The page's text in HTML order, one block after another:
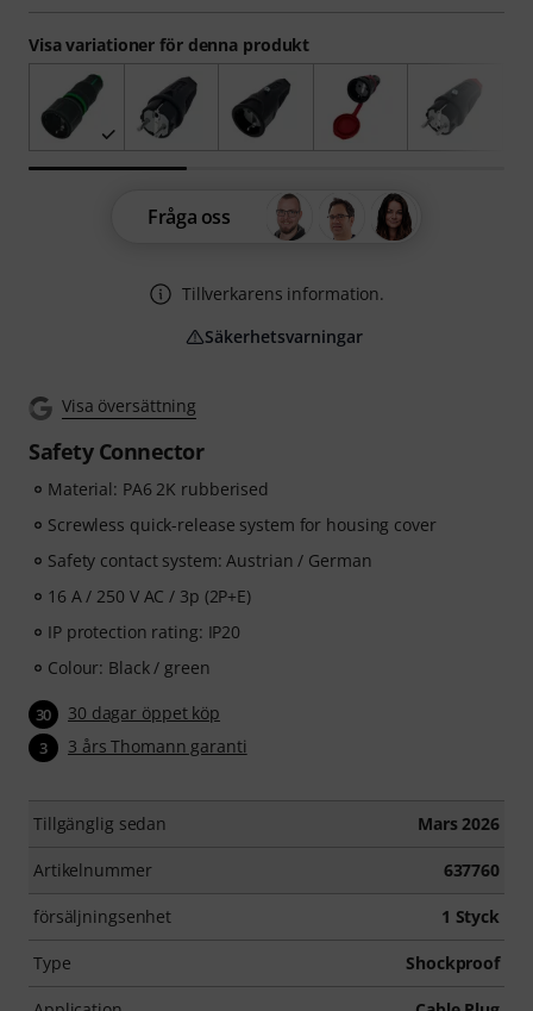
Visa översättning
Safety Connector
Material: PA6 2K rubberised
Screwless quick-release system for housing cover
Safety contact system: Austrian / German
16 A / 250 V AC / 3p (2P+E)
IP protection rating: IP20
Colour: Black / green
30 30 dagar öppet köp
3 3 års Thomann garanti
Tillgänglig sedan Mars 2026
Artikelnummer 637760
försäljningsenhet 1 Styck
Type Shockproof
Visa variationer för denna produkt
Fråga oss
Tillverkarens information.
Säkerhetsvarningar